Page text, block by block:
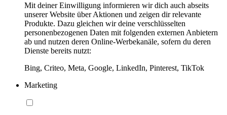
Mit deiner Einwilligung informieren wir dich auch abseits
unserer Website über Aktionen und zeigen dir relevante
Produkte. Dazu gleichen wir deine verschlüsselten
personenbezogenen Daten mit folgenden externen Anbietern
ab und nutzen deren Online-Werbekanäle, sofern du deren
Dienste bereits nutzt:
Bing, Criteo, Meta, Google, LinkedIn, Pinterest, TikTok
Marketing